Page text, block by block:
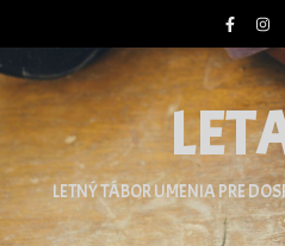
LETNÝ TÁBOR UMENIA PRE